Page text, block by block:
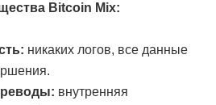
Bitcoin Mix:
никаких логов, все данные
внутренняя